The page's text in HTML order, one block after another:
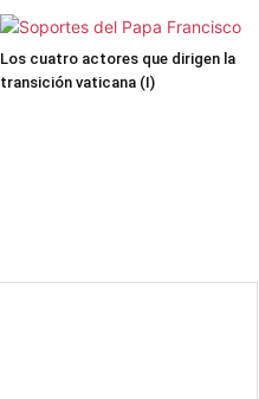
Los cuatro actores que dirigen la
transición vaticana (I)